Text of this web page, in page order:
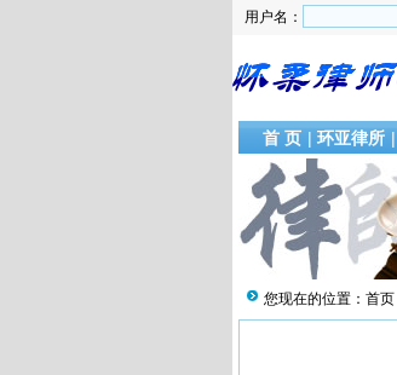
用户名：
首 页 | 环亚律所 |
您现在的位置： 首页